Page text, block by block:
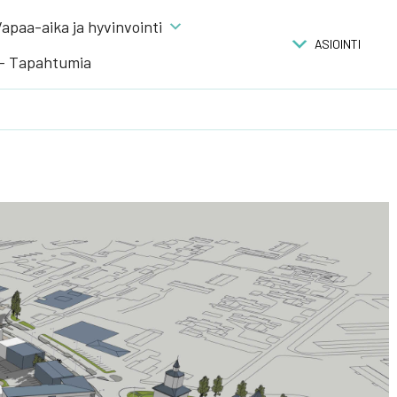
aika ja hyvinvointi
Tapahtumia
ASIOINTI